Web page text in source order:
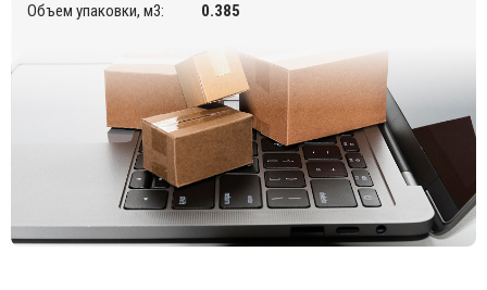
Объем упаковки, м3: 0.385